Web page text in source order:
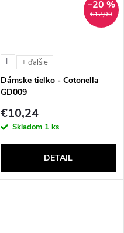
€12,90
–20 %
L + ďalšie
Dámske tielko - Cotonella
GD009
€10,24
Skladom 1 ks
DETAIL